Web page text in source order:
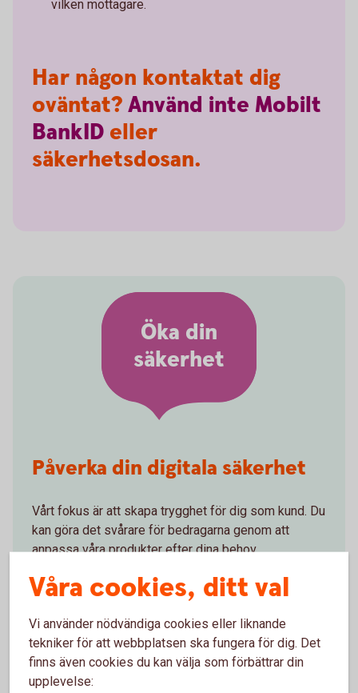
vilken mottagare.
Har någon kontaktat dig
oväntat?Använd inte Mobilt
BankID eller
säkerhetsdosan.
Påverka din digitala säkerhet
Vårt fokus är att skapa trygghet för dig som kund. Du
kan göra det svårare för bedragarna genom att
anpassa våra produkter efter dina behov.
Bestäm egna beloppsgränser för överföringar
och Swish
Skaffa Sparkonto Plus med fördröjning vid
överföringar
Slå av/på ditt kort för internetköp och
automatuttag
Öka din
säkerhet
Våra cookies, ditt val
Vi använder nödvändiga cookies eller liknande
tekniker för att webbplatsen ska fungera för dig. Det
finns även cookies du kan välja som förbättrar din
upplevelse: